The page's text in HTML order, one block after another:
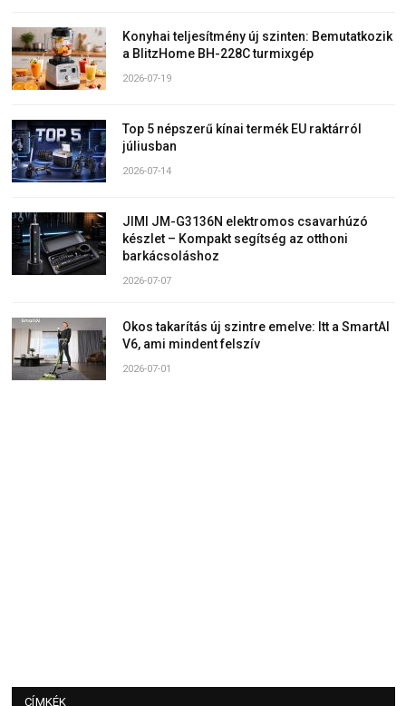
Konyhai teljesítmény új szinten: Bemutatkozik
a BlitzHome BH-228C turmixgép
2026-07-19
Top 5 népszerű kínai termék EU raktárról
júliusban
2026-07-14
JIMI JM-G3136N elektromos csavarhúzó
készlet – Kompakt segítség az otthoni
barkácsoláshoz
2026-07-07
Okos takarítás új szintre emelve: Itt a SmartAI
V6, ami mindent felszív
2026-07-01
CÍMKÉK